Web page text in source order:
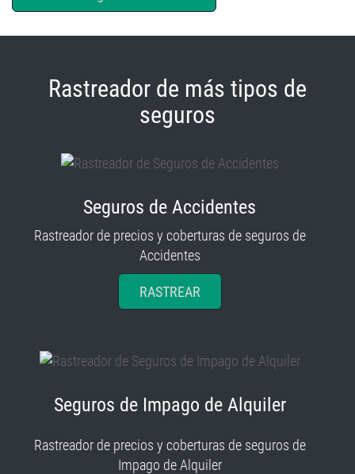
Rastreador de más tipos de
seguros
Seguros de Accidentes
Rastreador de precios y coberturas de seguros de
Accidentes
RASTREAR
Seguros de Impago de Alquiler
Rastreador de precios y coberturas de seguros de
Impago de Alquiler